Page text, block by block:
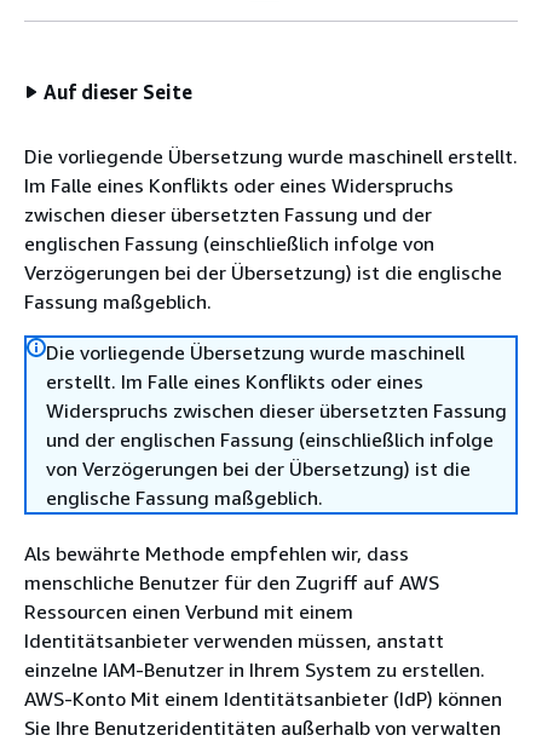
Auf dieser Seite
Die vorliegende Übersetzung wurde maschinell erstellt.
Im Falle eines Konflikts oder eines Widerspruchs
zwischen dieser übersetzten Fassung und der
englischen Fassung (einschließlich infolge von
Verzögerungen bei der Übersetzung) ist die englische
Fassung maßgeblich.
Die vorliegende Übersetzung wurde maschinell
erstellt. Im Falle eines Konflikts oder eines
Widerspruchs zwischen dieser übersetzten Fassung
und der englischen Fassung (einschließlich infolge
von Verzögerungen bei der Übersetzung) ist die
englische Fassung maßgeblich.
Als bewährte Methode empfehlen wir, dass
menschliche Benutzer für den Zugriff auf AWS
Ressourcen einen Verbund mit einem
Identitätsanbieter verwenden müssen, anstatt
einzelne IAM-Benutzer in Ihrem System zu erstellen.
AWS-Konto Mit einem Identitätsanbieter (IdP) können
Sie Ihre Benutzeridentitäten außerhalb von verwalten